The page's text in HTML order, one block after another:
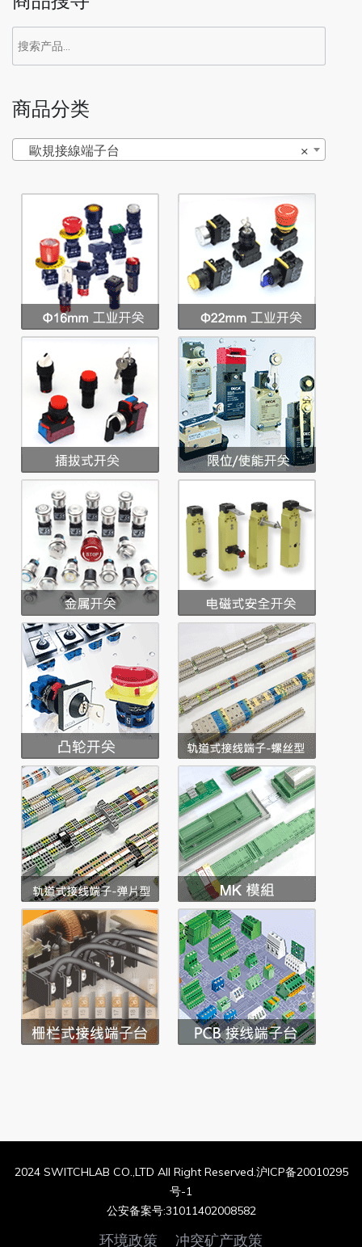
商品分类
×
歐規接線端子台
2024 SWITCHLAB CO.,LTD All Right Reserved.沪ICP备20010295
号-1
公安备案号:31011402008582
环境政策 冲突矿产政策